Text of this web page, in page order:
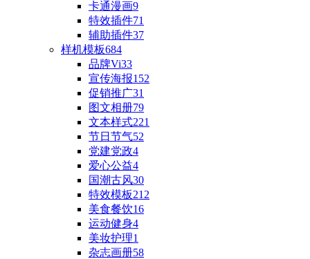
卡通漫画9
特效插件71
辅助插件37
样机模板684
品牌Vi33
宣传海报152
促销推广31
图文相册79
文本样式221
节日节气52
党建党政4
爱心公益4
国潮古风30
特效模板212
美食餐饮16
运动健身4
美妆护理1
杂志画册58